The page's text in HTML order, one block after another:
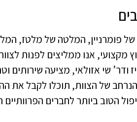
פומרניין, המלטה של מלטז,
מקצועי, אנו ממליצים לפנות
ודר’ שי אזולאי, מציעה שירותים
הנרחב של הצוות, תוכלו לקבל את
הטוב ביותר לחברים